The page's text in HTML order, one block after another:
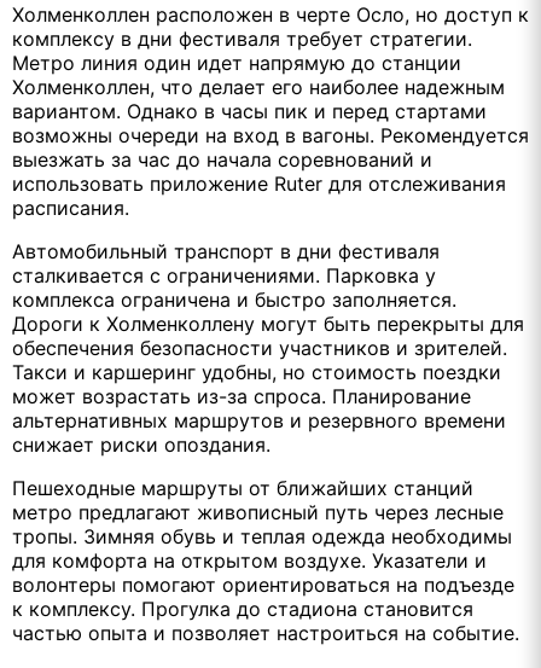
Холменколлен расположен в черте Осло, но доступ к
комплексу в дни фестиваля требует стратегии.
Метро линия один идет напрямую до станции
Холменколлен, что делает его наиболее надежным
вариантом. Однако в часы пик и перед стартами
возможны очереди на вход в вагоны. Рекомендуется
выезжать за час до начала соревнований и
использовать приложение Ruter для отслеживания
расписания.
Автомобильный транспорт в дни фестиваля
сталкивается с ограничениями. Парковка у
комплекса ограничена и быстро заполняется.
Дороги к Холменколлену могут быть перекрыты для
обеспечения безопасности участников и зрителей.
Такси и каршеринг удобны, но стоимость поездки
может возрастать из-за спроса. Планирование
альтернативных маршрутов и резервного времени
снижает риски опоздания.
Пешеходные маршруты от ближайших станций
метро предлагают живописный путь через лесные
тропы. Зимняя обувь и теплая одежда необходимы
для комфорта на открытом воздухе. Указатели и
волонтеры помогают ориентироваться на подъезде
к комплексу. Прогулка до стадиона становится
частью опыта и позволяет настроиться на событие.